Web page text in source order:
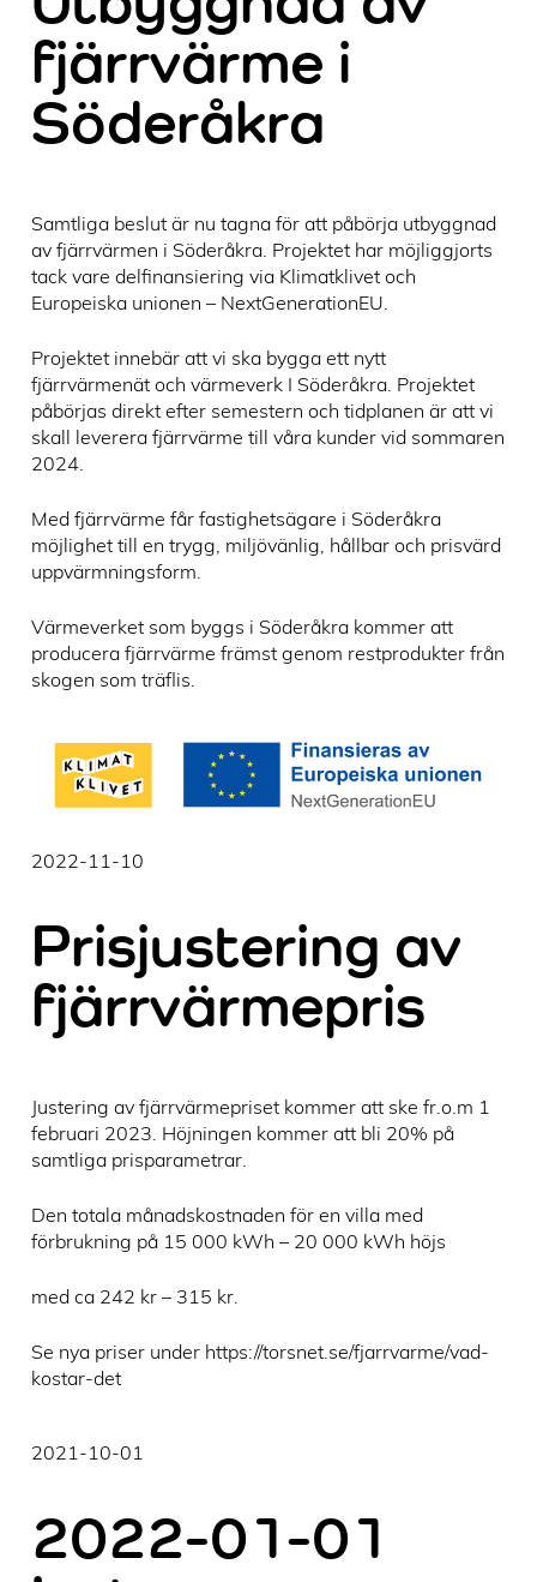
fjärrvärme i
Söderåkra
Samtliga beslut är nu tagna för att påbörja utbyggnad
av fjärrvärmen i Söderåkra. Projektet har möjliggjorts
tack vare delfinansiering via Klimatklivet och
Europeiska unionen – NextGenerationEU.
Projektet innebär att vi ska bygga ett nytt
fjärrvärmenät och värmeverk I Söderåkra. Projektet
påbörjas direkt efter semestern och tidplanen är att vi
skall leverera fjärrvärme till våra kunder vid sommaren
2024.
Med fjärrvärme får fastighetsägare i Söderåkra
möjlighet till en trygg, miljövänlig, hållbar och prisvärd
uppvärmningsform.
Värmeverket som byggs i Söderåkra kommer att
producera fjärrvärme främst genom restprodukter från
skogen som träflis.
2022-11-10
Prisjustering av
fjärrvärmepris
Justering av fjärrvärmepriset kommer att ske fr.o.m 1
februari 2023. Höjningen kommer att bli 20% på
samtliga prisparametrar.
Den totala månadskostnaden för en villa med
förbrukning på 15 000 kWh – 20 000 kWh höjs
med ca 242 kr – 315 kr.
Se nya priser under https://torsnet.se/fjarrvarme/vad-
kostar-det
2021-10-01
2022-01-01